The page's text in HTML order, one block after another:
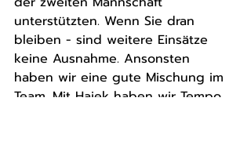
unterstützten. Wenn Sie dran
bleiben - sind weitere Einsätze
keine Ausnahme. Ansonsten
haben wir eine gute Mischung im
Team. Mit Hajek haben wir Tempo